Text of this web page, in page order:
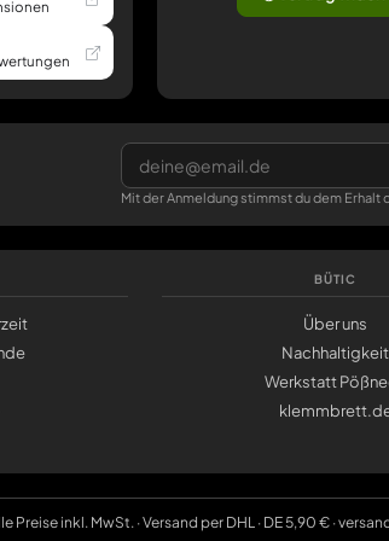
Mit der Anmeldung stimmst du dem
BÜTIC
Über uns
Nachhaltigkeit
Werkstatt
Preise inkl. MwSt. · Versand per DHL · DE 5,90 € ·